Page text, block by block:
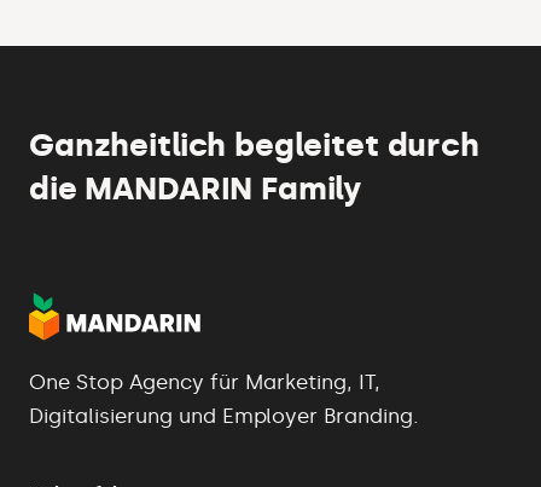
Ganzheitlich begleitet durch
die MANDARIN Family
One Stop Agency für Marketing, IT,
Digitalisierung und Employer Branding.